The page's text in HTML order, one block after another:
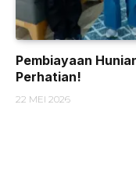
Pembiayaan
Perhatian!
22 MEI 2026